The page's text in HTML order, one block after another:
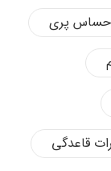
پری
قاعدگی